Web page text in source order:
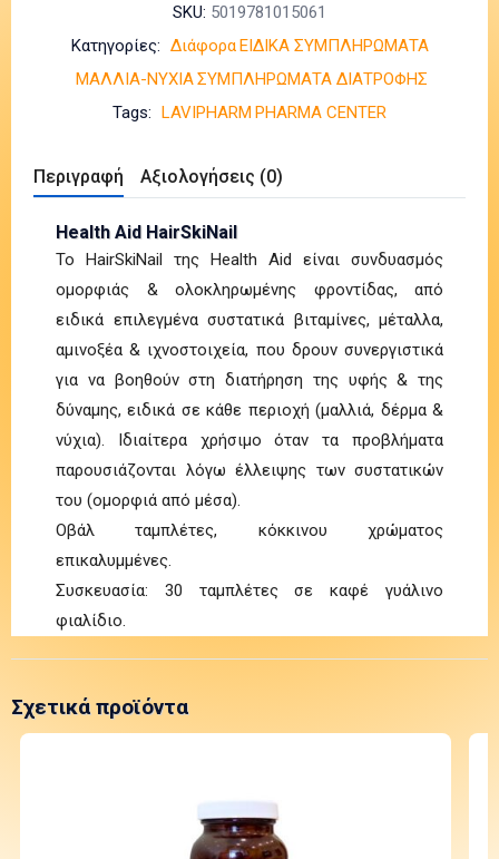
SKU: 5019781015061
Κατηγορίες: ΔιάφοραΕΙΔΙΚΑ ΣΥΜΠΛΗΡΩΜΑΤΑ
ΜΑΛΛΙΑ-ΝΥΧΙΑΣΥΜΠΛΗΡΩΜΑΤΑ ΔΙΑΤΡΟΦΗΣ
Tags: LAVIPHARM PHARMA CENTER
Περιγραφή Αξιολογήσεις (0)
Health Aid HairSkiNail
Το ΗairSkiNail της Health Aid είναι συνδυασμός
ομορφιάς & ολοκληρωμένης φροντίδας, από
ειδικά επιλεγμένα συστατικά βιταμίνες, μέταλλα,
αμινοξέα & ιχνοστοιχεία, που δρουν συνεργιστικά
για να βοηθούν στη διατήρηση της υφής & της
δύναμης, ειδικά σε κάθε περιοχή (μαλλιά, δέρμα &
νύχια). Ιδιαίτερα χρήσιμο όταν τα προβλήματα
παρουσιάζονται λόγω έλλειψης των συστατικών
του (ομορφιά από μέσα).
Οβάλ ταμπλέτες, κόκκινου χρώματος
επικαλυμμένες.
Συσκευασία: 30 ταμπλέτες σε καφέ γυάλινο
φιαλίδιο.
Σχετικά προϊόντα